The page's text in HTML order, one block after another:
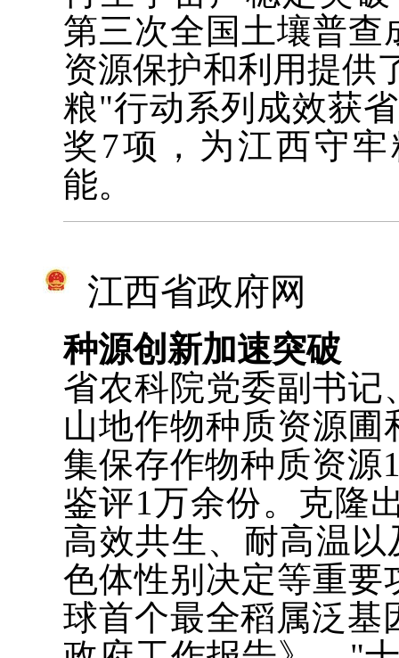
第三次全国土壤普查
资源保护和利用提供
粮"行动系列成效获
奖7项，为江西守
能。
江西省政府网
种源创新加速突破
省农科院党委副书记
山地作物种质资源
集保存作物种质资源
鉴评1万余份。克隆
高效共生、耐高温
色体性别决定等重要
球首个最全稻属泛基